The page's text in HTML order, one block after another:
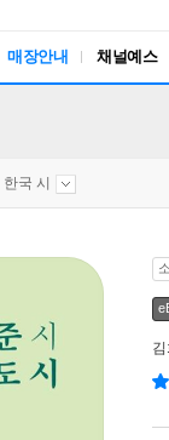
매장안내 채널예스
한국 시